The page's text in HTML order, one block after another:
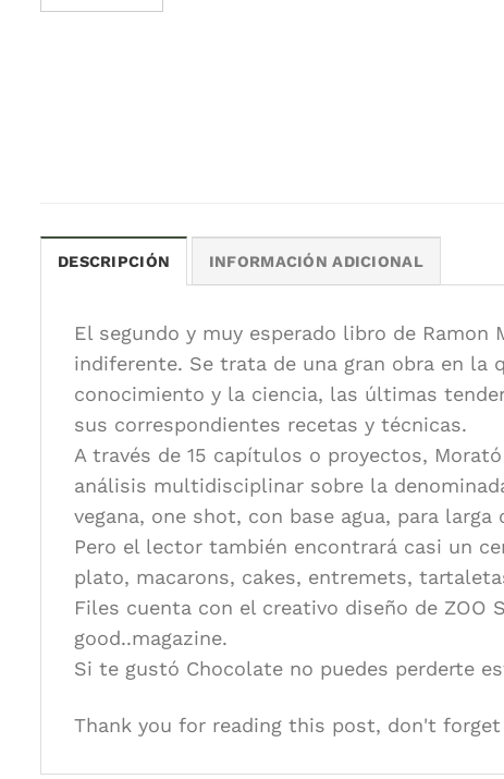
DESCRIPCIÓN INFORMACIÓN ADICIONAL
El segundo y muy esperado libro de
indiferente. Se trata de una gran obra en la
conocimiento y la ciencia, las últimas
sus correspondientes recetas y técnicas.
A través de 15 capítulos o proyectos,
análisis multidisciplinar sobre la
vegana, one shot, con base agua, para
Pero el lector también encontrará casi un
plato, macarons, cakes, entremets,
Files cuenta con el creativo diseño de ZOO
good..magazine.
Si te gustó Chocolate no puedes perderte
Thank you for reading this post, don't